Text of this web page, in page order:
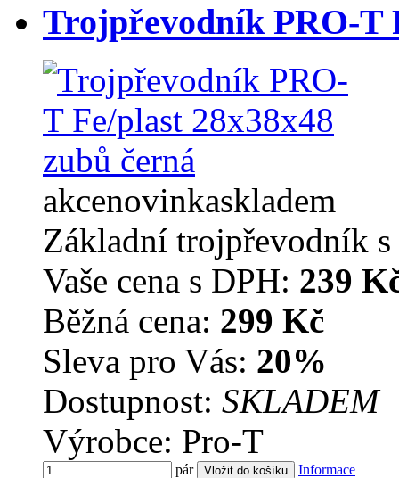
Trojpřevodník PRO-T
akcenovinkaskladem
Základní trojpřevodník
Vaše cena s DPH: 239
Běžná cena: 299 Kč
Sleva pro Vás: 20%
Dostupnost: SKLADEM
Výrobce: Pro-T
pár Informace